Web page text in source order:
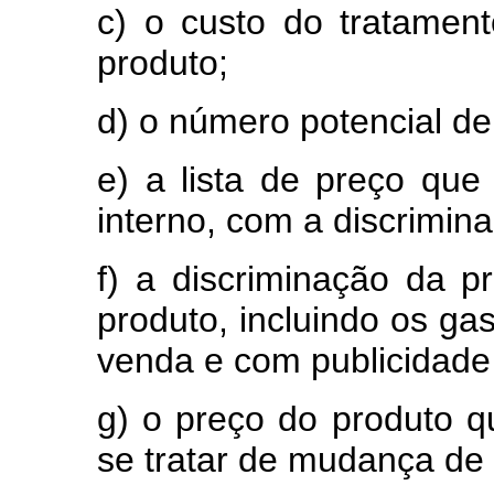
c) o custo do
produto;
d) o número potencial
e) a lista de preço que
interno, com a
f) a discriminação da
produto, incluindo os
venda e com
g) o preço do produto
se tratar de mudança